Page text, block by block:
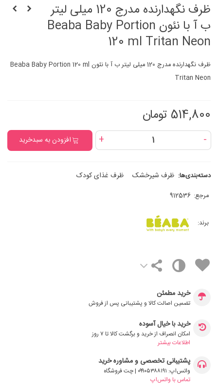
ظرف نگهدارنده مدرج 120 میلی لیتر
ب آ با نئون Beaba Baby Portion
120 ml Tritan Neon
ظرف نگهدارنده مدرج 120 میلی لیتر ب آ با نئون Beaba Baby Portion 120 ml
Tritan Neon
514,800 تومان
-
+ افزودن به سبدخرید
دسته‌بندی‌ها: ظرف شیرخشک ظرف غذای کودک
مرجع: 912536
برند:
خرید مطمئن
تضمین اصالت کالا و پشتیبانی پس از فروش
خرید با خیال آسوده
امکان انصراف از خرید و برگشت کالا تا ۷ روز
اطلاعات بیشتر
پشتیبانی تخصصی و مشاوره خرید
واتس‌اپ: ۰۹۹۰۵۳۸۸۱۹۱ | چت فروشگاه
تماس با واتس‌اپ